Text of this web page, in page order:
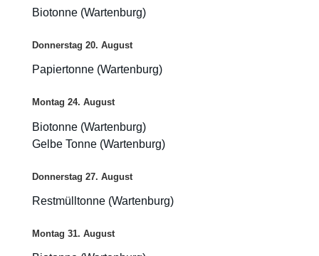
Biotonne (Wartenburg)
Donnerstag 20. August
Papiertonne (Wartenburg)
Montag 24. August
Biotonne (Wartenburg)
Gelbe Tonne (Wartenburg)
Donnerstag 27. August
Restmülltonne (Wartenburg)
Montag 31. August